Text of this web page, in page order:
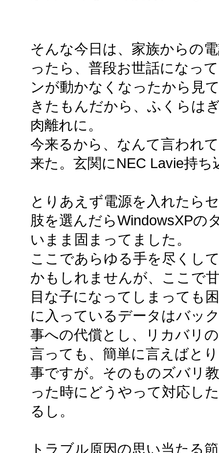
そんな今日は、家族からの
ったら、普段お世話になっ
ンが動かなくなったから見
きたもんだから、ふくらは
肉離れに。
今来るから、なんて言われ
来た。玄関にNEC Lavie持ち
とりあえず電源を入れたら
肢を選んだらWindowsXPの
いまま固まってました。
ここであらゆる手を尽くし
かもしれませんが、ここで
目な子になってしまっても
に入っているデータはバッ
事への代償とし、リカバリ
言っても、簡単に言えばと
事ですが。そのものズバリ
った時にどうやって対応し
るし。
トラブル原因の思い当たる